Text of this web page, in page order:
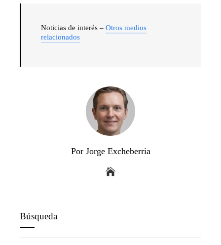
Noticias de interés – Otros medios
relacionados
Por Jorge Excheberria
Búsqueda